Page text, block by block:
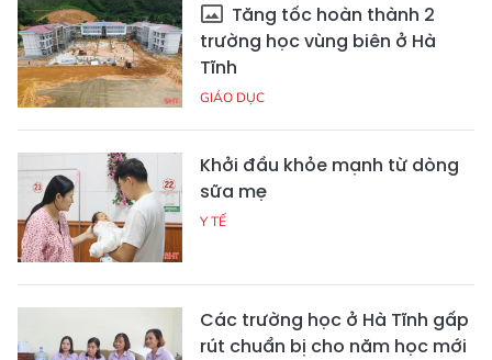
Tăng tốc hoàn thành 2
trường học vùng biên ở Hà
Tĩnh
GIÁO DỤC
Khởi đầu khỏe mạnh từ dòng
sữa mẹ
Y TẾ
Các trường học ở Hà Tĩnh gấp
rút chuẩn bị cho năm học mới